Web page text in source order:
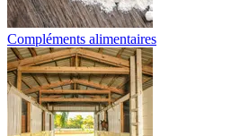
Compléments alimentaires